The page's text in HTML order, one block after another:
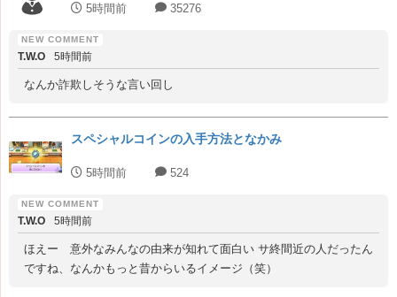
5時間前 35276
T.W.O 5時間前
なんか詐欺しそうな言い回し
スペシャルコインの入手方法となかみ
5時間前 524
T.W.O 5時間前
ほえー 意外なみんなの由来が知れて面白い サ終間近の人だったん
ですね、なんかもっと昔からいるイメージ（笑）